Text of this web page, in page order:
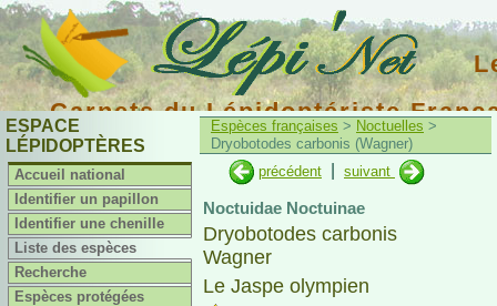
Carnets du Lépidoptériste
ESPACE
LÉPIDOPTÈRES
Accueil national
Identifier un papillon
Identifier une chenille
Liste des espèces
Recherche
Espèces protégées
Espèces françaises > Noctuelles >
Dryobotodes carbonis (Wagner)
précédent
suivant
Noctuidae Noctuinae
Dryobotodes carbonis
Wagner
Le Jaspe olympien